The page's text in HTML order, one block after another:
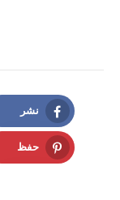
نشر
Facebook
حفظ